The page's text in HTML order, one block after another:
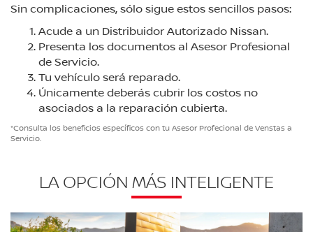
Sin complicaciones, sólo sigue estos sencillos pasos:
Acude a un Distribuidor Autorizado Nissan.
Presenta los documentos al Asesor Profesional
de Servicio.
Tu vehículo será reparado.
Únicamente deberás cubrir los costos no
asociados a la reparación cubierta.
*Consulta los beneficios específicos con tu Asesor Profecional de Venstas a
Servicio.
LA OPCIÓN MÁS INTELIGENTE